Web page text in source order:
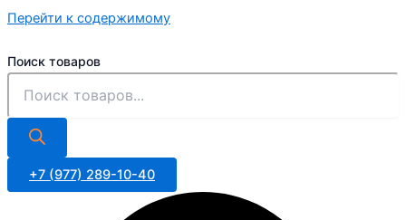
Перейти к содержимому
Поиск товаров
+7 (977) 289-10-40